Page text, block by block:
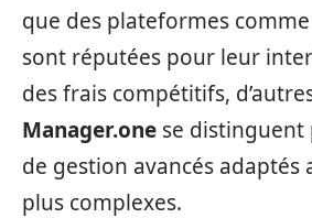
que des plateformes comme
sont réputées pour leur
des frais compétitifs,
Manager.one se distinguent
de gestion avancés adaptés
plus complexes.